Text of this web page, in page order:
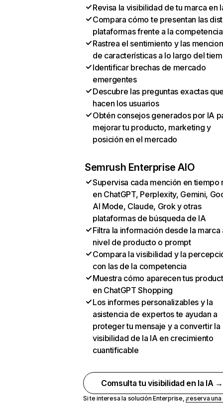
Revisa la visibilidad de tu marca en
Compara cómo te presentan las
plataformas frente a la competencia
Rastrea el sentimiento y las
de características a lo largo del
Identificar brechas de mercado
emergentes
Descubre las preguntas exactas
hacen los usuarios
Obtén consejos generados por IA
mejorar tu producto, marketing y
posición en el mercado
Semrush Enterprise AIO
Supervisa cada mención en tiempo
en ChatGPT, Perplexity, Gemini,
AI Mode, Claude, Grok y otras
plataformas de búsqueda de IA
Filtra la información desde la marca
nivel de producto o prompt
Compara la visibilidad y la
con las de la competencia
Muestra cómo aparecen tus
en ChatGPT Shopping
Los informes personalizables y la
asistencia de expertos te ayudan a
proteger tu mensaje y a convertir la
visibilidad de la IA en crecimiento
cuantificable
Comsulta tu visibilidad en la IA →
Si te interesa la solución Enterprise,¡reserva